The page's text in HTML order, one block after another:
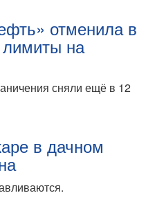
отменила в
лимиты на
сняли ещё в 12
в дачном